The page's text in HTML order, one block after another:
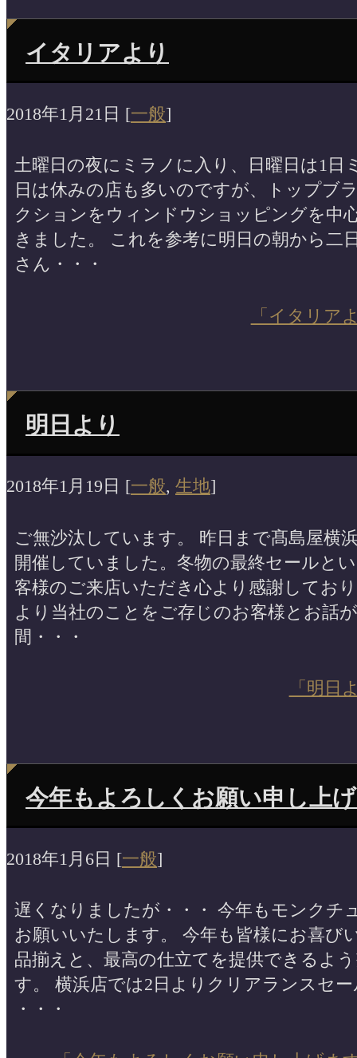
イタリアより
2018年1月21日 [一般]
土曜日の夜にミラノに入り、日曜日は1日
日は休みの店も多いのですが、トップブ
クションをウィンドウショッピングを中
きました。 これを参考に明日の朝から二
さん・・・
「イタリア
明日より
2018年1月19日 [一般, 生地]
ご無沙汰しています。 昨日まで髙島屋横
開催していました。冬物の最終セールと
客様のご来店いただき心より感謝してお
より当社のことをご存じのお客様とお話
間・・・
「明日
今年もよろしくお願い申し上
2018年1月6日 [一般]
遅くなりましたが・・・ 今年もモンクチ
お願いいたします。 今年も皆様にお喜び
品揃えと、最高の仕立てを提供できるよ
す。 横浜店では2日よりクリアランスセ
・・・